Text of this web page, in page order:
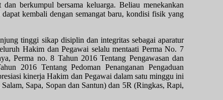
dan berkumpul bersama keluarga. Beliau menekankan
kembali dengan semangat baru, kondisi fisik yang
tinggi sikap disiplin dan integritas sebagai aparatur
Hakim dan Pegawai selalu mentaati Perma No. 7
Perma no. 8 Tahun 2016 Tentang Pengawasan dan
2016 Tentang Pedoman Penanganan Pengaduan
kinerja Hakim dan Pegawai dalam satu minggu ini
Sapa, Sopan dan Santun) dan 5R (Ringkas, Rapi,